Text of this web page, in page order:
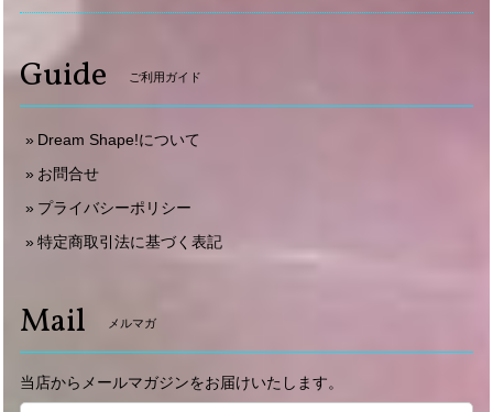
Guide ご利用ガイド
Dream Shape!について
お問合せ
プライバシーポリシー
特定商取引法に基づく表記
Mail メルマガ
当店からメールマガジンをお届けいたします。